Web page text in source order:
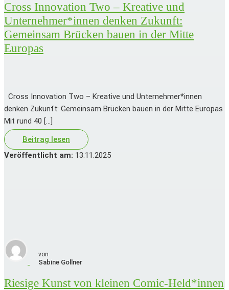
Cross Innovation Two – Kreative und
Unternehmer*innen denken Zukunft:
Gemeinsam Brücken bauen in der Mitte
Europas
Cross Innovation Two – Kreative und Unternehmer*innen
denken Zukunft: Gemeinsam Brücken bauen in der Mitte Europas
Mit rund 40 […]
Beitrag lesen
Veröffentlicht am: 13.11.2025
von
Sabine Gollner
Riesige Kunst von kleinen Comic-Held*innen